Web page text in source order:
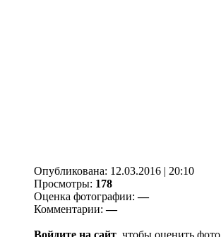
Опубликованa: 12.03.2016 | 20:10
Просмотры: 178
Оценка фотографии:—
Комментарии:—
Войдите на сайт , чтобы оценить фото.